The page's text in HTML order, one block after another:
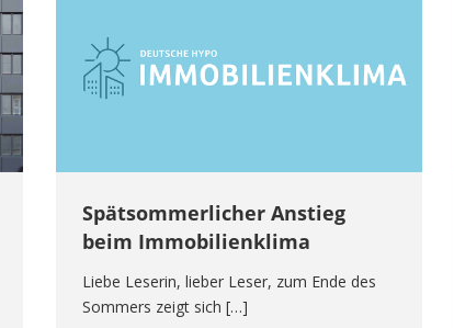
Spätsommerlicher Anstieg
beim Immobilienklima
Liebe Leserin, lieber Leser, zum Ende des
Sommers zeigt sich […]